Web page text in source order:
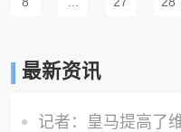
最新资讯